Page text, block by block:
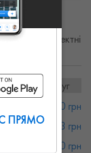
послуги по
Проектні
11послуг
от 900 грн
от 3 грн
от 1200 грн
ПРЯМО